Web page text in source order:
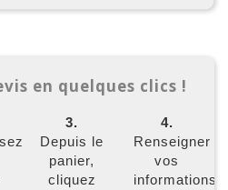
en quelques clics !
3.
Depuis le
panier,
cliquez
4.
Renseigner
vos
informations